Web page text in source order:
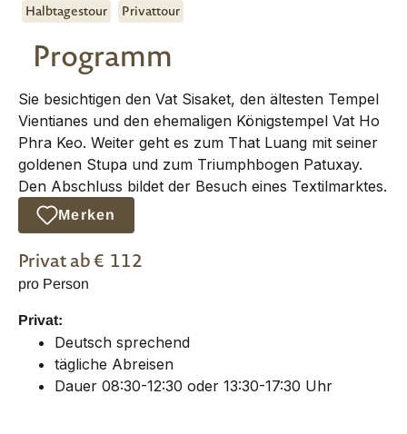
Halbtagestour Privattour
Programm
Sie besichtigen den Vat Sisaket, den ältesten Tempel
Vientianes und den ehemaligen Königstempel Vat Ho
Phra Keo. Weiter geht es zum That Luang mit seiner
goldenen Stupa und zum Triumphbogen Patuxay.
Den Abschluss bildet der Besuch eines Textilmarktes.
Merken
Privatab € 112
pro Person
Privat:
Deutsch sprechend
tägliche Abreisen
Dauer 08:30-12:30 oder 13:30-17:30 Uhr